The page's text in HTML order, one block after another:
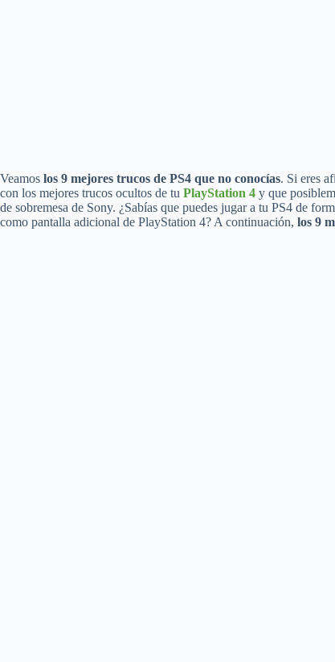
Veamos los 9 mejores trucos de PS4 que no conocías. Si eres
con los mejores trucos ocultos de tu PlayStation 4 y que
de sobremesa de Sony. ¿Sabías que puedes jugar a tu PS4 de
como pantalla adicional de PlayStation 4? A continuación, los 9